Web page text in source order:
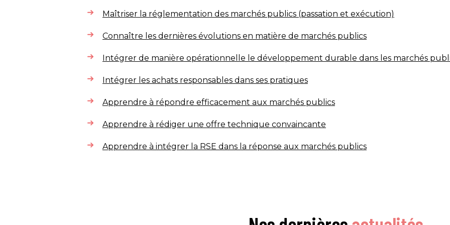
Maîtriser la réglementation des marchés publics (passation et exécution)
Connaître les dernières évolutions en matière de marchés publics
Intégrer de manière opérationnelle le développement durable dans les marchés
Intégrer les achats responsables dans ses pratiques
Apprendre à répondre efficacement aux marchés publics
Apprendre à rédiger une offre technique convaincante
Apprendre à intégrer la RSE dans la réponse aux marchés publics